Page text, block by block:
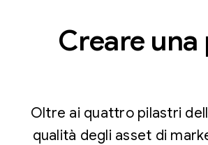
Creare
Oltre ai quattro pilastri
qualità degli asset di